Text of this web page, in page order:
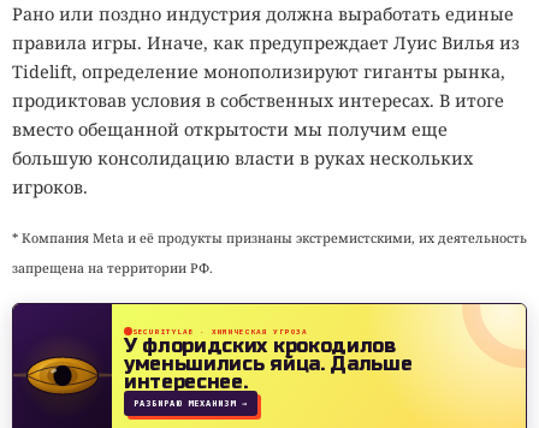
Рано или поздно индустрия должна выработать единые
правила игры. Иначе, как предупреждает Луис Вилья из
Tidelift, определение монополизируют гиганты рынка,
продиктовав условия в собственных интересах. В итоге
вместо обещанной открытости мы получим еще
большую консолидацию власти в руках нескольких
игроков.
* Компания Meta и её продукты признаны экстремистскими, их деятельность
запрещена на территории РФ.
SECURITYLAB · ХИМИЧЕСКАЯ УГРОЗА
У флоридских крокодилов
уменьшились яйца.Дальше
интереснее.
РАЗБИРАЮ МЕХАНИЗМ →